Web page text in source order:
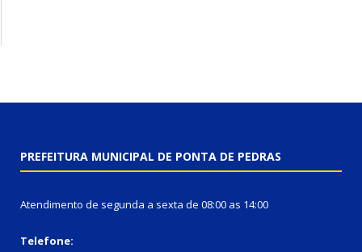
PREFEITURA MUNICIPAL DE PONTA DE PEDRAS
Atendimento de segunda a sexta de 08:00 as 14:00
Telefone: